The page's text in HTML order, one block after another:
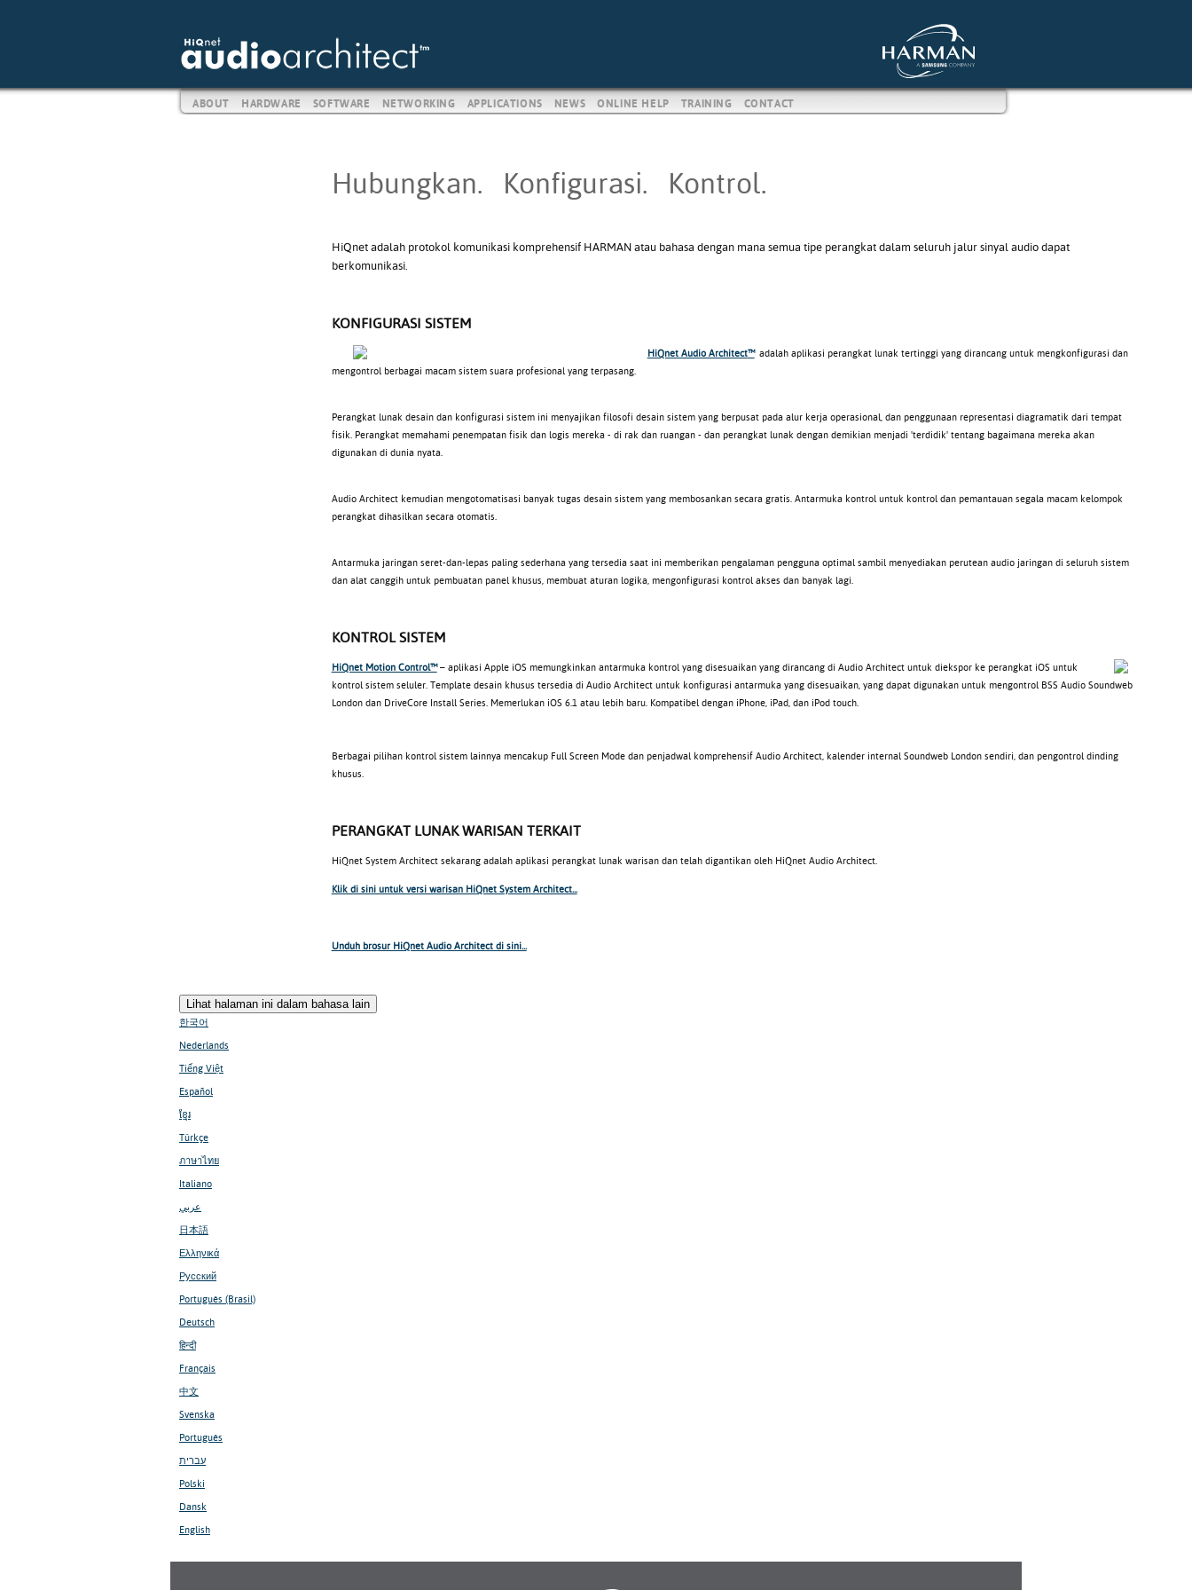
ABOUT HARDWARE SOFTWARE NETWORKING APPLICATIONS NEWS ONLINE HELP TRAINING CONTACT
Hubungkan. Konfigurasi. Kontrol.
HiQnet adalah protokol komunikasi komprehensif HARMAN atau bahasa dengan mana semua tipe perangkat dalam seluruh jalur sinyal audio dapat
berkomunikasi.
KONFIGURASI SISTEM
HiQnet Audio Architect™ adalah aplikasi perangkat lunak tertinggi yang dirancang untuk mengkonfigurasi dan
mengontrol berbagai macam sistem suara profesional yang terpasang.
Perangkat lunak desain dan konfigurasi sistem ini menyajikan filosofi desain sistem yang berpusat pada alur kerja operasional, dan penggunaan representasi diagramatik dari tempat
fisik. Perangkat memahami penempatan fisik dan logis mereka - di rak dan ruangan - dan perangkat lunak dengan demikian menjadi 'terdidik' tentang bagaimana mereka akan
digunakan di dunia nyata.
Audio Architect kemudian mengotomatisasi banyak tugas desain sistem yang membosankan secara gratis. Antarmuka kontrol untuk kontrol dan pemantauan segala macam kelompok
perangkat dihasilkan secara otomatis.
Antarmuka jaringan seret-dan-lepas paling sederhana yang tersedia saat ini memberikan pengalaman pengguna optimal sambil menyediakan perutean audio jaringan di seluruh sistem
dan alat canggih untuk pembuatan panel khusus, membuat aturan logika, mengonfigurasi kontrol akses dan banyak lagi.
KONTROL SISTEM
HiQnet Motion Control™– aplikasi Apple iOS memungkinkan antarmuka kontrol yang disesuaikan yang dirancang di Audio Architect untuk diekspor ke perangkat iOS untuk
kontrol sistem seluler. Template desain khusus tersedia di Audio Architect untuk konfigurasi antarmuka yang disesuaikan, yang dapat digunakan untuk mengontrol BSS Audio Soundweb
London dan DriveCore Install Series. Memerlukan iOS 6.1 atau lebih baru. Kompatibel dengan iPhone, iPad, dan iPod touch.
Berbagai pilihan kontrol sistem lainnya mencakup Full Screen Mode dan penjadwal komprehensif Audio Architect, kalender internal Soundweb London sendiri, dan pengontrol dinding
khusus.
PERANGKAT LUNAK WARISAN TERKAIT
HiQnet System Architect sekarang adalah aplikasi perangkat lunak warisan dan telah digantikan oleh HiQnet Audio Architect.
Klik di sini untuk versi warisan HiQnet System Architect...
Unduh brosur HiQnet Audio Architect di sini...
Lihat halaman ini dalam bahasa lain
한국어
Nederlands
Tiếng Việt
Español
ខ្មែរ
Türkçe
ภาษาไทย
Italiano
عربي
日本語
Ελληνικά
Русский
Português (Brasil)
Deutsch
हिन्दी
Français
中文
Svenska
Português
עברית
Polski
Dansk
English